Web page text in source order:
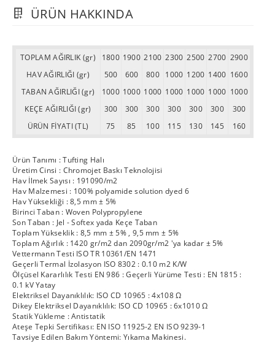
ÜRÜN HAKKINDA
TOPLAM AĞIRLIK (gr) 1800 1900 2100 2300 2500 2700 2900
HAV AĞIRLIĞI (gr)
500 600 800 1000 1200 1400 1600
TABAN AĞIRLIĞI (gr)
1000 1000 1000 1000 1000 1000 1000
KEÇE AĞIRLIĞI (gr)
300 300 300 300 300 300
300
ÜRÜN FİYATI (TL)
75 85 100 115 130 145 160
Ürün Tanımı : Tufting Halı
Üretim Cinsi : Chromojet Baskı Teknolojisi
Hav İlmek Sayısı : 191090/m2
Hav Malzemesi : 100% polyamide solution dyed 6
Hav Yüksekliği : 8,5 mm ± 5%
Birinci Taban : Woven Polypropylene
Son Taban : Jel - Softex yada Keçe Taban
Toplam Yükseklik : 8,5 mm ± 5% , 9,5 mm ± 5%
Toplam Ağırlık : 1420 gr/m2 dan 2090gr/m2 'ya kadar ± 5%
Vettermann Testi ISO TR 10361/EN 1471
Geçerli Termal İzolasyon ISO 8302 : 0.10 m2 K/W
Ölçüsel Kararlılık Testi EN 986 : Geçerli Yürüme Testi : EN 1815 :
0.1 kV Yatay
Elektriksel Dayanıklılık: ISO CD 10965 : 4x108 Ω
Dikey Elektriksel Dayanıklılık: ISO CD 10965 : 6x1010 Ω
Statik Yükleme : Antistatik
Ateşe Tepki Sertifikası: EN ISO 11925-2 EN ISO 9239-1
Tavsiye Edilen Bakım Yöntemi: Yıkama Makinesi.